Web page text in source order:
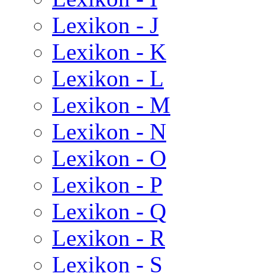
Lexikon - J
Lexikon - K
Lexikon - L
Lexikon - M
Lexikon - N
Lexikon - O
Lexikon - P
Lexikon - Q
Lexikon - R
Lexikon - S